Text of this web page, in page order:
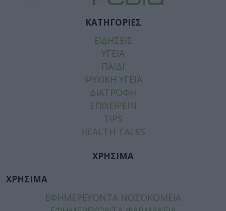
ΚΑΤΗΓΟΡΙΕΣ
ΕΙΔΗΣΕΙΣ
ΥΓΕΙΑ
ΠΑΙΔΙ
ΨΥΧΙΚΗ ΥΓΕΙΑ
ΔΙΑΤΡΟΦΗ
ΕΠΙΧΕΙΡΕΙΝ
TIPS
HEALTH TALKS
ΧΡΗΣΙΜΑ
ΧΡΗΣΙΜΑ
ΕΦΗΜΕΡΕΥΟΝΤΑ ΝΟΣΟΚΟΜΕΙΑ